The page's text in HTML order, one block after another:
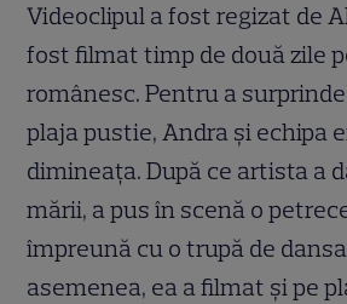
Videoclipul a fost regizat de
fost filmat timp de două zile
românesc. Pentru a
plaja pustie, Andra şi echipa
dimineaţa. După ce artista a
mării, a pus în scenă o
împreună cu o trupă de
asemenea, ea a filmat şi pe